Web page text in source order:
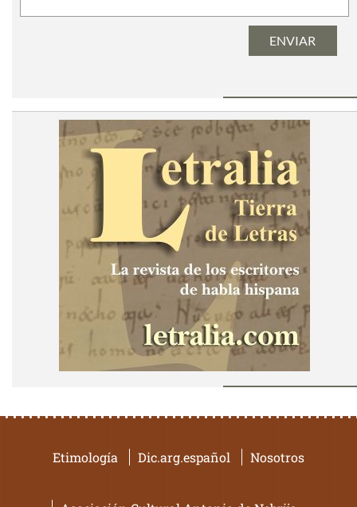
Etimología Dic.arg.español Nosotros